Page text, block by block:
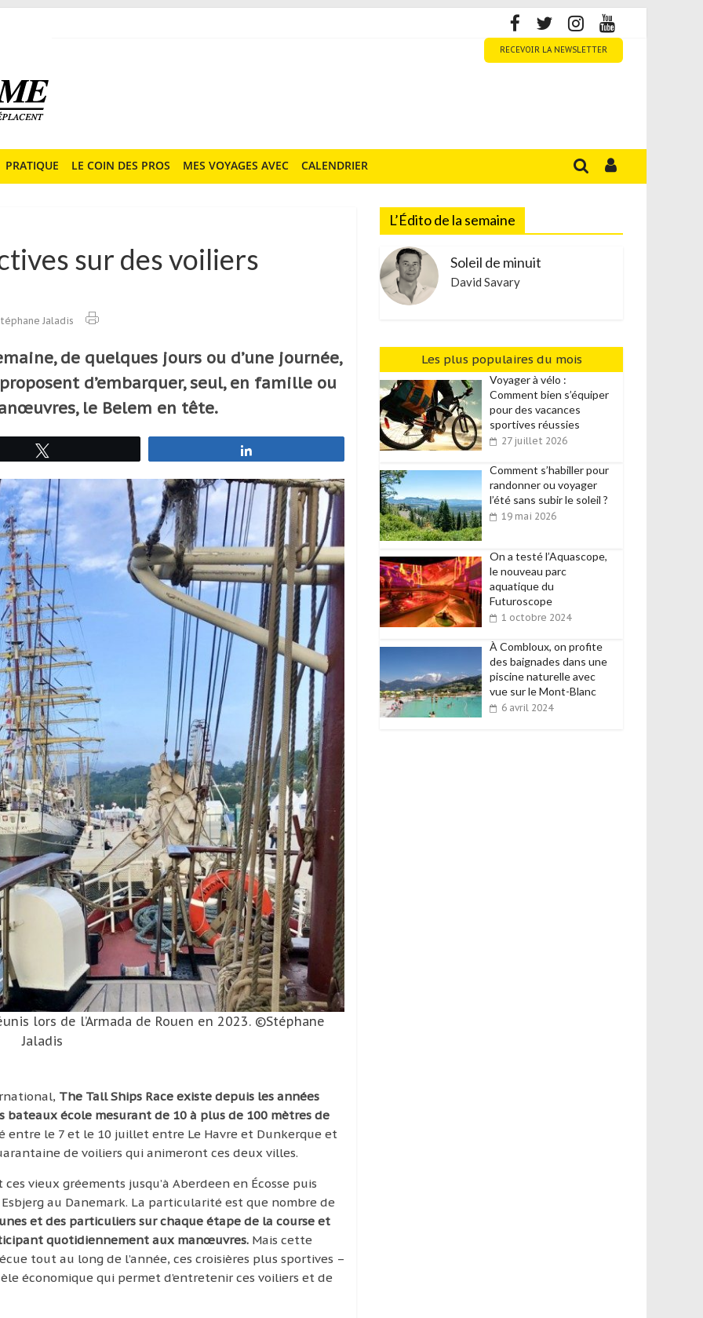
RECEVOIR LA NEWSLETTER
PRATIQUE LE COIN DES PROS MES VOYAGES AVEC CALENDRIER
sur des voiliers
Jaladis
de quelques jours ou d’une journée,
d’embarquer, seul, en famille ou
le Belem en tête.
lors de l’Armada de Rouen en 2023. ©Stéphane
Jaladis
The Tall Ships Race existe depuis les années
bateaux école mesurant de 10 à plus de 100 mètres de
entre le 7 et le 10 juillet entre Le Havre et Dunkerque et
de voiliers qui animeront ces deux villes.
vieux gréements jusqu’à Aberdeen en Écosse puis
au Danemark. La particularité est que nombre de
et des particuliers sur chaque étape de la course et
quotidiennement aux manœuvres. Mais cette
tout au long de l’année, ces croisières plus sportives –
économique qui permet d’entretenir ces voiliers et de
L’Édito de la semaine
Soleil de minuit
David Savary
Les plus populaires du mois
Voyager à vélo :
Comment bien s’équiper
pour des vacances
sportives réussies
27 juillet 2026
Comment s’habiller pour
randonner ou voyager
l’été sans subir le soleil ?
19 mai 2026
On a testé l’Aquascope,
le nouveau parc
aquatique du
Futuroscope
1 octobre 2024
À Combloux, on profite
des baignades dans une
piscine naturelle avec
vue sur le Mont-Blanc
6 avril 2024